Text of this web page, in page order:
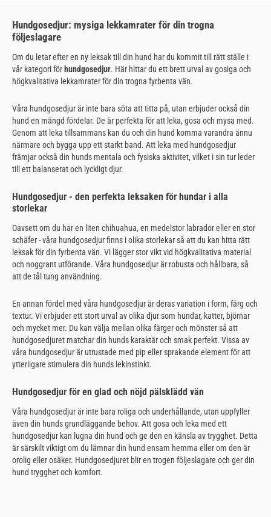
Hundgosedjur: mysiga lekkamrater för din trogna
följeslagare
Om du letar efter en ny leksak till din hund har du kommit till rätt ställe i
vår kategori för hundgosedjur. Här hittar du ett brett urval av gosiga och
högkvalitativa lekkamrater för din trogna fyrbenta vän.
Våra hundgosedjur är inte bara söta att titta på, utan erbjuder också din
hund en mängd fördelar. De är perfekta för att leka, gosa och mysa med.
Genom att leka tillsammans kan du och din hund komma varandra ännu
närmare och bygga upp ett starkt band. Att leka med hundgosedjur
främjar också din hunds mentala och fysiska aktivitet, vilket i sin tur leder
till ett balanserat och lyckligt djur.
Hundgosedjur - den perfekta leksaken för hundar i alla
storlekar
Oavsett om du har en liten chihuahua, en medelstor labrador eller en stor
schäfer - våra hundgosedjur finns i olika storlekar så att du kan hitta rätt
leksak för din fyrbenta vän. Vi lägger stor vikt vid högkvalitativa material
och noggrant utförande. Våra hundgosedjur är robusta och hållbara, så
att de tål tung användning.
En annan fördel med våra hundgosedjur är deras variation i form, färg och
textur. Vi erbjuder ett stort urval av olika djur som hundar, katter, björnar
och mycket mer. Du kan välja mellan olika färger och mönster så att
hundgosedjuret matchar din hunds karaktär och smak perfekt. Vissa av
våra hundgosedjur är utrustade med pip eller sprakande element för att
ytterligare stimulera din hunds lekinstinkt.
Hundgosedjur för en glad och nöjd pälsklädd vän
Våra hundgosedjur är inte bara roliga och underhållande, utan uppfyller
även din hunds grundläggande behov. Att gosa och leka med ett
hundgosedjur kan lugna din hund och ge den en känsla av trygghet. Detta
är särskilt viktigt om du lämnar din hund ensam hemma eller om den är
orolig eller osäker. Hundgosedjuret blir en trogen följeslagare och ger din
hund trygghet och komfort.